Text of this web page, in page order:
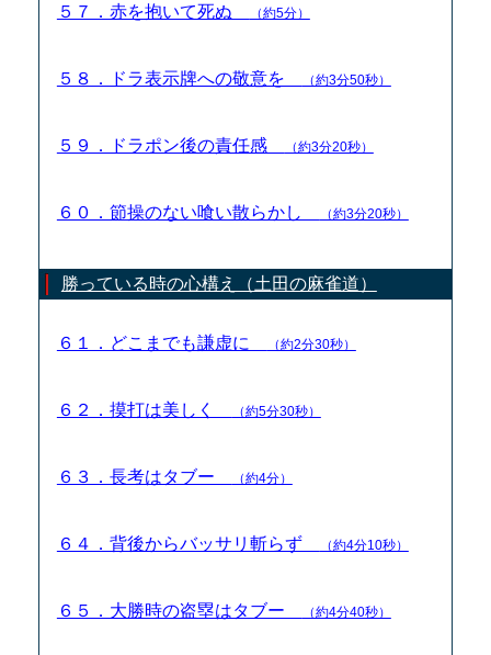
５７．赤を抱いて死ぬ （約5分）
５８．ドラ表示牌への敬意を （約3分50秒）
５９．ドラポン後の責任感 （約3分20秒）
６０．節操のない喰い散らかし （約3分20秒）
勝っている時の心構え（土田の麻雀道）
６１．どこまでも謙虚に （約2分30秒）
６２．摸打は美しく （約5分30秒）
６３．長考はタブー （約4分）
６４．背後からバッサリ斬らず （約4分10秒）
６５．大勝時の盗塁はタブー （約4分40秒）